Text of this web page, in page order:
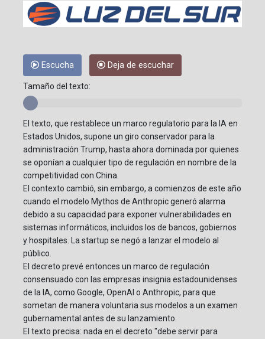
Escucha Deja de escuchar
Tamaño del texto:
El texto, que restablece un marco regulatorio para la IA en
Estados Unidos, supone un giro conservador para la
administración Trump, hasta ahora dominada por quienes
se oponían a cualquier tipo de regulación en nombre de la
competitividad con China.
El contexto cambió, sin embargo, a comienzos de este año
cuando el modelo Mythos de Anthropic generó alarma
debido a su capacidad para exponer vulnerabilidades en
sistemas informáticos, incluidos los de bancos, gobiernos
y hospitales. La startup se negó a lanzar el modelo al
público.
El decreto prevé entonces un marco de regulación
consensuado con las empresas insignia estadounidenses
de la IA, como Google, OpenAI o Anthropic, para que
sometan de manera voluntaria sus modelos a un examen
gubernamental antes de su lanzamiento.
El texto precisa: nada en el decreto "debe servir para